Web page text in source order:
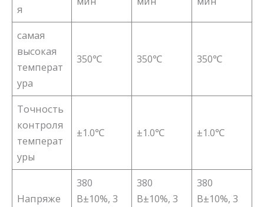
я
самая
высокая
температ
ура
350℃ 350℃ 350℃
Точность
контроля
температ
уры
±1.0℃ ±1.0℃ ±1.0℃
Напряже
380
В±10%, 3
380
В±10%, 3
380
В±10%, 3